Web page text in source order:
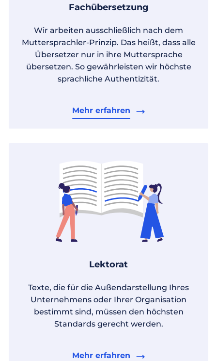
Fachübersetzung
Wir arbeiten ausschließlich nach dem
Muttersprachler-Prinzip. Das heißt, dass alle
Übersetzer nur in ihre Muttersprache
übersetzen. So gewährleisten wir höchste
sprachliche Authentizität.
Mehr erfahren
Lektorat
Texte, die für die Außendarstellung Ihres
Unternehmens oder Ihrer Organisation
bestimmt sind, müssen den höchsten
Standards gerecht werden.
Mehr erfahren